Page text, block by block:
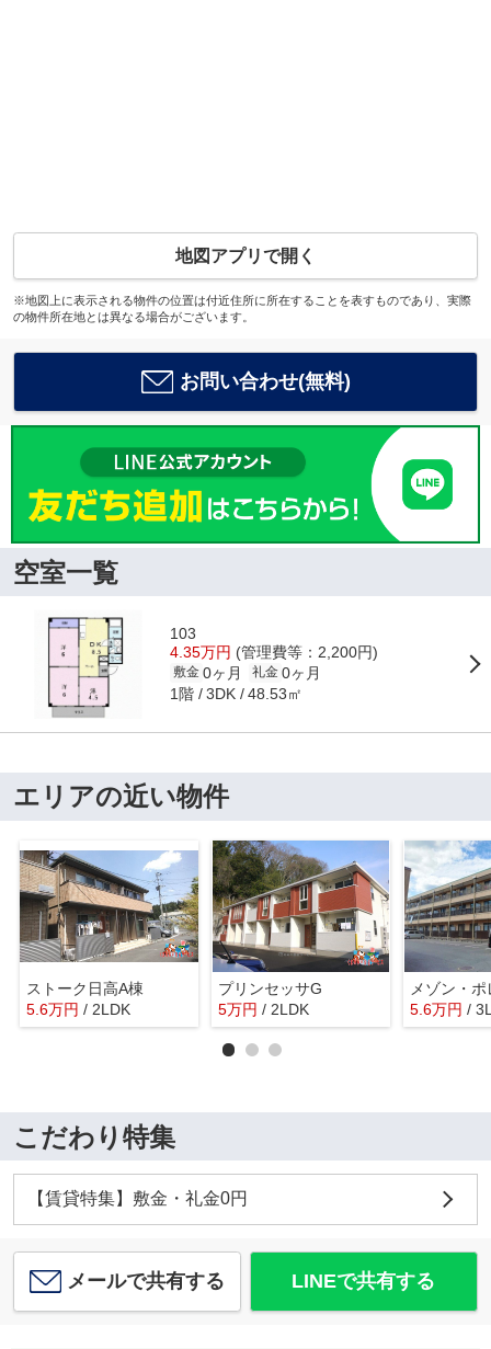
地図アプリで開く
※地図上に表示される物件の位置は付近住所に所在することを表すものであり、実際
の物件所在地とは異なる場合がございます。
お問い合わせ(無料)
空室一覧
103
4.35万円 (管理費等：2,200円)
敷金 0ヶ月 礼金 0ヶ月
1階 3DK 48.53㎡
エリアの近い物件
ストーク日高A棟
5.6万円 / 2LDK
プリンセッサG
5万円 / 2LDK 5.6万円 /
こだわり特集
【賃貸特集】敷金・礼金0円
メールで共有する LINEで共有する